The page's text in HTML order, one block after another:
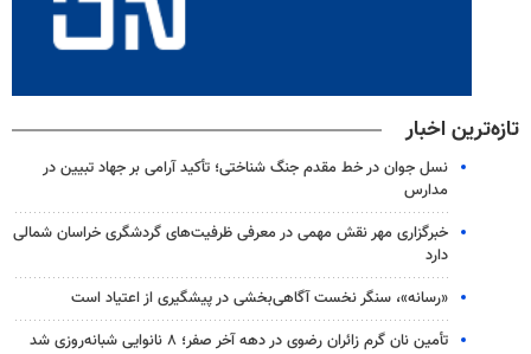
تازه‌ترین اخبار
نسل جوان در خط مقدم جنگ شناختی؛ تأکید آرامی بر جهاد تبیین در
مدارس
خبرگزاری مهر نقش مهمی در معرفی ظرفیت‌های گردشگری خراسان شمالی
دارد
«رسانه»، سنگر نخست آگاهی‌بخشی در پیشگیری از اعتیاد است
تأمین نان گرم زائران رضوی در دهه آخر صفر؛ ۸ نانوایی شبانه‌روزی شد